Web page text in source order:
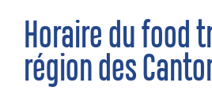
Horaire du food
région des